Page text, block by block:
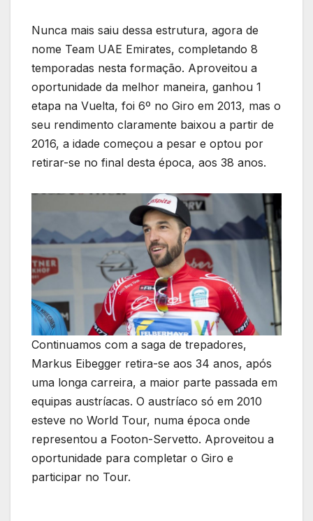
Nunca mais saiu dessa estrutura, agora de
nome Team UAE Emirates, completando 8
temporadas nesta formação. Aproveitou a
oportunidade da melhor maneira, ganhou 1
etapa na Vuelta, foi 6º no Giro em 2013, mas o
seu rendimento claramente baixou a partir de
2016, a idade começou a pesar e optou por
retirar-se no final desta época, aos 38 anos.
Continuamos com a saga de trepadores,
Markus Eibegger retira-se aos 34 anos, após
uma longa carreira, a maior parte passada em
equipas austríacas. O austríaco só em 2010
esteve no World Tour, numa época onde
representou a Footon-Servetto. Aproveitou a
oportunidade para completar o Giro e
participar no Tour.